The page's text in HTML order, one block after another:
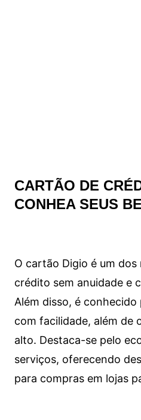
CARTÃO DE
CONHEA SEUS
O cartão Digio é um
crédito sem anuidade e
Além disso, é
com facilidade, além de
alto. Destaca-se pelo
serviços, oferecendo
para compras em lojas